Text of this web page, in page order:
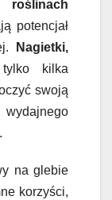
roślinach
potencjał
Nagietki,
kilka
swoją
na glebie
korzyści,